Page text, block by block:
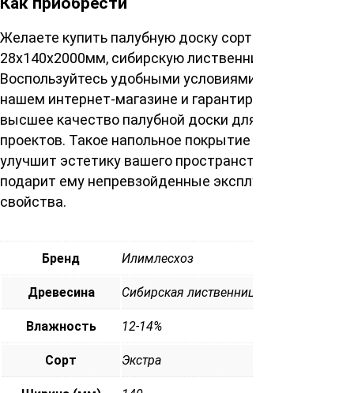
Желаете купить палубную доску сорта Экстра
28х140х2000мм, сибирскую лиственницу?
Воспользуйтесь удобными условиями заказа в
нашем интернет-магазине и гарантируйте себе
высшее качество палубной доски для грядущих
проектов. Такое напольное покрытие не только
улучшит эстетику вашего пространства, но и
подарит ему непревзойденные эксплуатационные
свойства.
Бренд Илимлесхоз
Древесина Сибирская лиственница
Влажность 12-14%
Сорт Экстра